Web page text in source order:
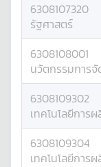
6308107320
รัฐศาสตร์
6308108001
นวัตกรรมการ
6308109302
เทคโนโลยีการ
6308109304
เทคโนโลยีการ